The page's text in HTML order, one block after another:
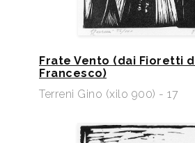
Frate Vento (dai Fioretti
Francesco)
Terreni Gino (xilo 900) - 17